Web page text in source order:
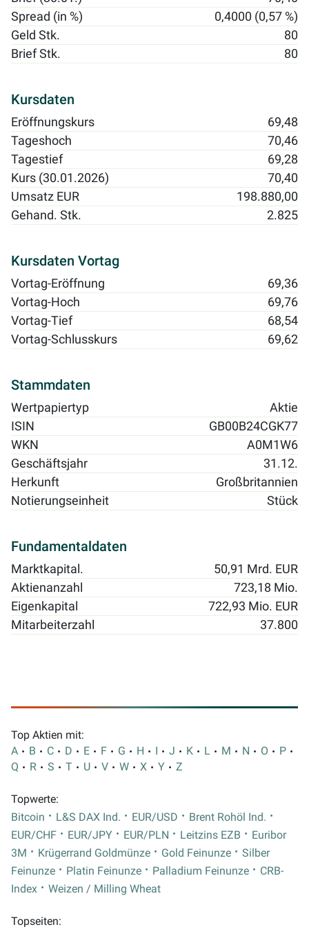
Spread (in %)
0,4000 (0,57 %)
Geld Stk.
80
Brief Stk.
80
Kursdaten
Eröffnungskurs
69,48
Tageshoch
70,46
Tagestief
69,28
Kurs (30.01.2026)
70,40
Umsatz EUR
198.880,00
Gehand. Stk.
2.825
Kursdaten Vortag
Vortag-Eröffnung
69,36
Vortag-Hoch
69,76
Vortag-Tief
68,54
Vortag-Schlusskurs
69,62
Stammdaten
Wertpapiertyp
Aktie
ISIN
GB00B24CGK77
WKN
A0M1W6
Geschäftsjahr
31.12.
Herkunft
Großbritannien
Notierungseinheit
Stück
Fundamentaldaten
Marktkapital.
50,91 Mrd. EUR
Aktienanzahl
723,18 Mio.
Eigenkapital
722,93 Mio. EUR
Mitarbeiterzahl
37.800
Top Aktien mit:
A
B C D E F G H I J K L M N O
P
Q
R S T U V W X Y Z
Topwerte:
Bitcoin
L&S DAX Ind. EUR/USD
Brent Rohöl Ind.
EUR/CHF
EUR/JPY EUR/PLN Leitzins EZB
Euribor
3M
Krügerrand Goldmünze Gold Feinunze
Silber
Feinunze
Platin Feinunze Palladium Feinunze
CRB-
Index
Weizen / Milling Wheat
Topseiten: